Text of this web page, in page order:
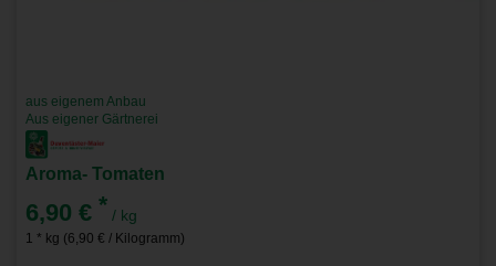
aus eigenem Anbau
Aus eigener Gärtnerei
Aroma- Tomaten
6,90 € * / kg
1 * kg (6,90 € / Kilogramm)